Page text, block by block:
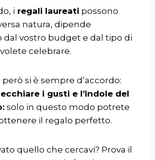
i regali laureati possono
natura, dipende
vostro budget e dal tipo di
celebrare.
però si è sempre d’accordo:
i gusti e l’indole del
solo in questo modo potrete
il regalo perfetto.
quello che cercavi? Prova il